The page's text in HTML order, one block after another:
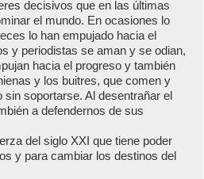
decisivos que en las últimas
el mundo. En ocasiones lo
lo han empujado hacia el
y periodistas se aman y se odian,
hacia el progreso y también
y los buitres, que comen y
sin soportarse. Al desentrañar el
a defendernos de sus
del siglo XXI que tiene poder
y para cambiar los destinos del